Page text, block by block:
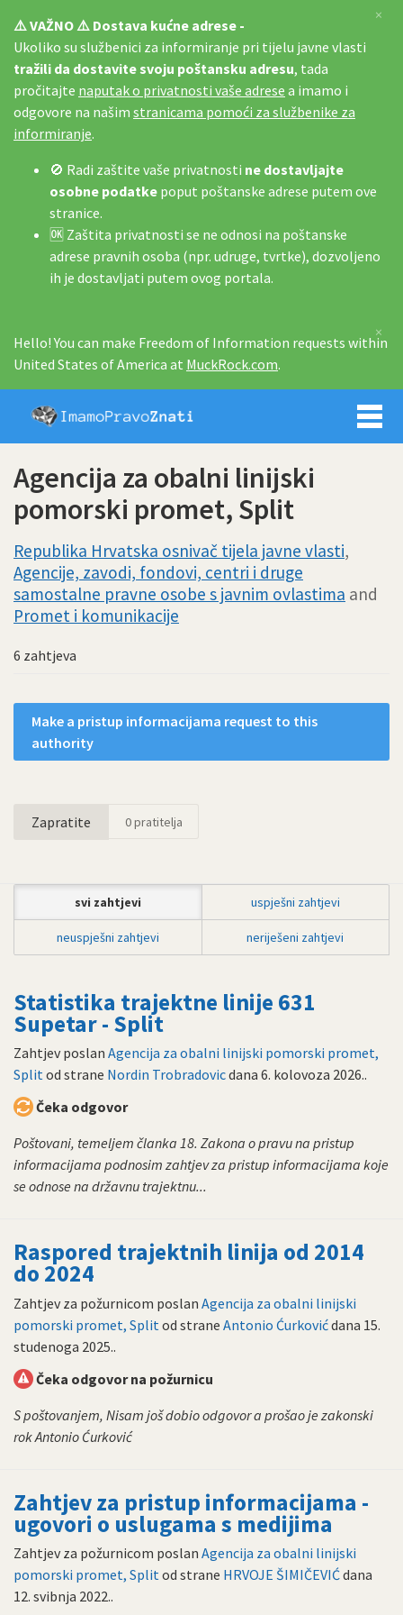
⚠️ VAŽNO ⚠️ Dostava kućne adrese -
Ukoliko su službenici za informiranje pri tijelu javne vlasti
tražili da dostavite svoju poštansku adresu, tada
pročitajte naputak o privatnosti vaše adrese a imamo i
odgovore na našim stranicama pomoći za službenike za
informiranje.
🚫 Radi zaštite vaše privatnosti ne dostavljajte
osobne podatke poput poštanske adrese putem ove
stranice.
🆗 Zaštita privatnosti se ne odnosi na poštanske
adrese pravnih osoba (npr. udruge, tvrtke), dozvoljeno
ih je dostavljati putem ovog portala.
×
Hello! You can make Freedom of Information requests within
United States of America at MuckRock.com.
×
Imamo
Agencija za obalni linijski
pomorski promet, Split
Republika Hrvatska osnivač tijela javne vlasti,
Agencije, zavodi, fondovi, centri i druge
samostalne pravne osobe s javnim ovlastima and
Promet i komunikacije
6 zahtjeva
Make a pristup informacijama request to this
authority
Zapratite 0pratitelja
svi zahtjevi uspješni zahtjevi
neuspješni zahtjevi neriješeni zahtjevi
Statistika trajektne linije 631
Supetar - Split
Zahtjev poslan Agencija za obalni linijski pomorski promet,
Splitod strane Nordin Trobradovicdana 6. kolovoza 2026..
Čeka odgovor
Poštovani, temeljem članka 18. Zakona o pravu na pristup
informacijama podnosim zahtjev za pristup informacijama koje
se odnose na državnu trajektnu...
Raspored trajektnih linija od 2014
do 2024
Zahtjev za požurnicom poslan Agencija za obalni linijski
pomorski promet, Split od strane Antonio Ćurkovićdana 15.
studenoga 2025..
Čeka odgovor na požurnicu
S poštovanjem, Nisam još dobio odgovor a prošao je zakonski
rok Antonio Ćurković
Zahtjev za pristup informacijama -
ugovori o uslugama s medijima
Zahtjev za požurnicom poslan Agencija za obalni linijski
pomorski promet, Split od strane HRVOJE ŠIMIČEVIĆdana
12. svibnja 2022..